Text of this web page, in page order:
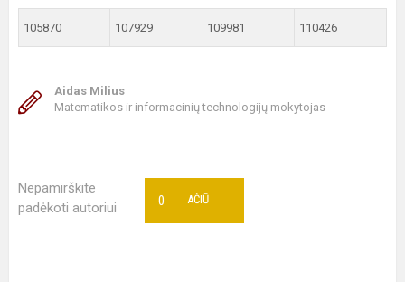
105870 107929 109981 110426
Aidas Milius
Matematikos ir informacinių technologijų mokytojas
Nepamirškite
padėkoti autoriui
AČIŪ
0